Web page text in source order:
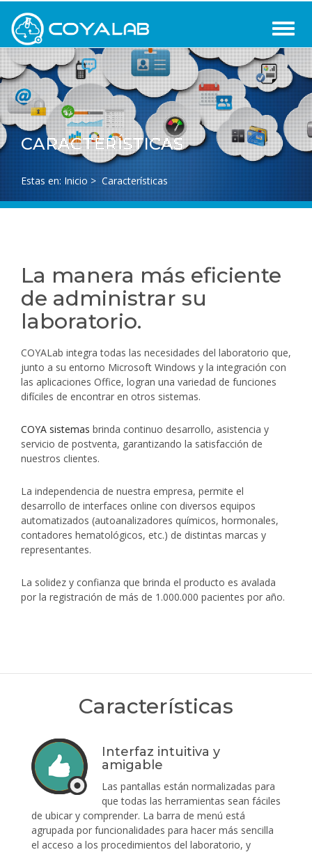
CARACTERÍSTICAS
Estas en:Inicio> Características
La manera más eficiente
de administrar su
laboratorio.
COYALab integra todas las necesidades del laboratorio que,
junto a su entorno Microsoft Windows y la integración con
las aplicaciones Office, logran una variedad de funciones
difíciles de encontrar en otros sistemas.
COYA sistemas brinda continuo desarrollo, asistencia y
servicio de postventa, garantizando la satisfacción de
nuestros clientes.
La independencia de nuestra empresa, permite el
desarrollo de interfaces online con diversos equipos
automatizados (autoanalizadores químicos, hormonales,
contadores hematológicos, etc.) de distintas marcas y
representantes.
La solidez y confianza que brinda el producto es avalada
por la registración de más de 1.000.000 pacientes por año.
Características
Interfaz intuitiva y
amigable
Las pantallas están normalizadas para
que todas las herramientas sean fáciles
de ubicar y comprender. La barra de menú está
agrupada por funcionalidades para hacer más sencilla
el acceso a los procedimientos del laboratorio, y